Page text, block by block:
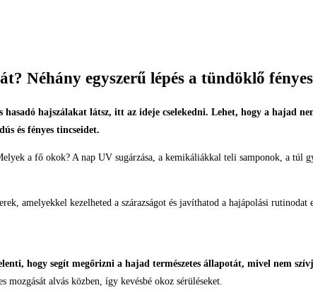
Néhány egyszerű lépés a tündöklő
hasadó hajszálakat látsz, itt az ideje cselekedni. Lehet, hogy a hajad
és fényes tincseidet.
a fő okok? A nap UV sugárzása, a kemikáliákkal teli samponok, a túl
amelyekkel kezelheted a szárazságot és javíthatod a hajápolási rutinodat
hogy segít megőrizni a hajad természetes állapotát, mivel nem
mozgását alvás közben, így kevésbé okoz sérüléseket.